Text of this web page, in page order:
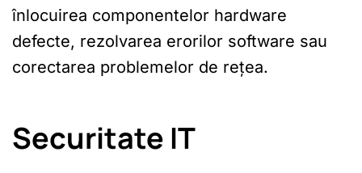
înlocuirea componentelor hardware
defecte, rezolvarea erorilor software sau
corectarea problemelor de rețea.
Securitate IT